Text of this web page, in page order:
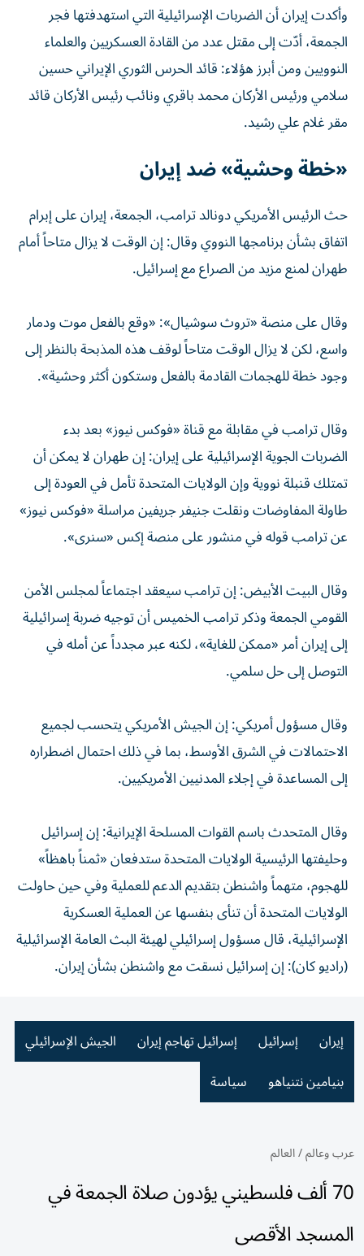
وأكدت إيران أن الضربات الإسرائيلية التي استهدفتها فجر
الجمعة، أدّت إلى مقتل عدد من القادة العسكريين والعلماء
النوويين ومن أبرز هؤلاء: قائد الحرس الثوري الإيراني حسين
سلامي ورئيس الأركان محمد باقري ونائب رئيس الأركان قائد
مقر غلام علي رشيد.
«خطة وحشية» ضد إيران
حث الرئيس الأمريكي دونالد ترامب، الجمعة، إيران على إبرام
اتفاق بشأن برنامجها النووي وقال: إن الوقت لا يزال متاحاً أمام
طهران لمنع مزيد من الصراع مع إسرائيل.
وقال على منصة «تروث سوشيال»: «وقع بالفعل موت ودمار
واسع، لكن لا يزال الوقت متاحاً لوقف هذه المذبحة بالنظر إلى
وجود خطة للهجمات القادمة بالفعل وستكون أكثر وحشية».
وقال ترامب في مقابلة مع قناة «فوكس نيوز» بعد بدء
الضربات الجوية الإسرائيلية على إيران: إن طهران لا يمكن أن
تمتلك قنبلة نووية وإن الولايات المتحدة تأمل في العودة إلى
طاولة المفاوضات ونقلت جنيفر جريفين مراسلة «فوكس نيوز»
عن ترامب قوله في منشور على منصة إكس «سنرى».
وقال البيت الأبيض: إن ترامب سيعقد اجتماعاً لمجلس الأمن
القومي الجمعة وذكر ترامب الخميس أن توجيه ضربة إسرائيلية
إلى إيران أمر «ممكن للغاية»، لكنه عبر مجدداً عن أمله في
التوصل إلى حل سلمي.
وقال مسؤول أمريكي: إن الجيش الأمريكي يتحسب لجميع
الاحتمالات في الشرق الأوسط، بما في ذلك احتمال اضطراره
إلى المساعدة في إجلاء المدنيين الأمريكيين.
وقال المتحدث باسم القوات المسلحة الإيرانية: إن إسرائيل
وحليفتها الرئيسية الولايات المتحدة ستدفعان «ثمناً باهظاً»
للهجوم، متهماً واشنطن بتقديم الدعم للعملية وفي حين حاولت
الولايات المتحدة أن تنأى بنفسها عن العملية العسكرية
الإسرائيلية، قال مسؤول إسرائيلي لهيئة البث العامة الإسرائيلية
(راديو كان): إن إسرائيل نسقت مع واشنطن بشأن إيران.
إيران إسرائيل إسرائيل تهاجم إيران
الجيش الإسرائيلي
بنيامين نتنياهو
سياسة
عرب وعالم/العالم
70 ألف فلسطيني يؤدون صلاة الجمعة في
المسجد الأقصى